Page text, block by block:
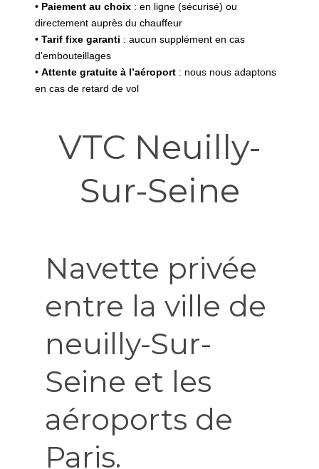
• Paiement au choix : en ligne (sécurisé) ou
directement auprès du chauffeur
• Tarif fixe garanti : aucun supplément en cas
d’embouteillages
• Attente gratuite à l’aéroport : nous nous adaptons
en cas de retard de vol
VTC Neuilly-
Sur-Seine
Navette privée
entre la ville de
neuilly-Sur-
Seine et les
aéroports de
Paris.